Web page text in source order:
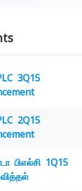
3Q15
2Q15
பிஎல்சி 1Q15